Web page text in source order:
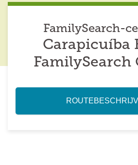
FamilySearch-
Carapicuíba
FamilySearch